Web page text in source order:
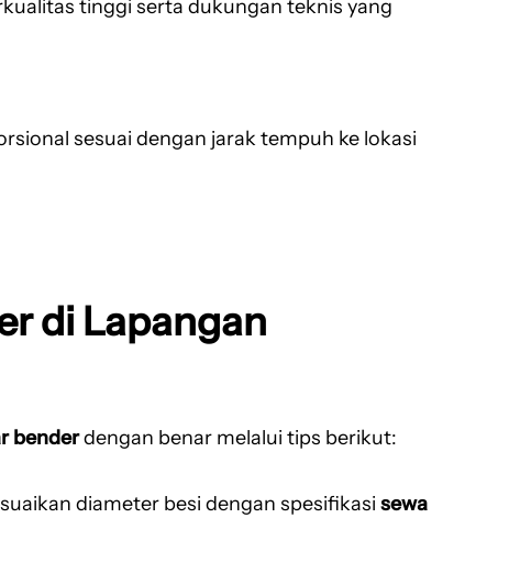
tinggi serta dukungan teknis yang
sesuai dengan jarak tempuh ke lokasi
di Lapangan
benderdengan benar melalui tips berikut:
diameter besi dengan spesifikasi sewa